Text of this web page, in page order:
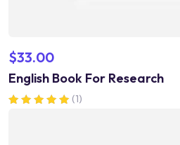
$33.00
English Book For Research
(1)